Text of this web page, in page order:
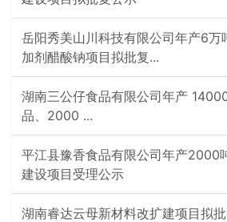
岳阳秀美山川科技有限公司年产6万
加剂醋酸钠项目拟批复...
湖南三公仔食品有限公司年产
品、2000 ...
平江县豫香食品有限公司年产2000
建设项目受理公示
湖南睿达云母新材料改扩建项目拟